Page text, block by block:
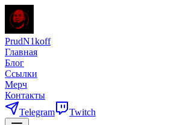
PrudN1koff
Главная
Блог
Ссылки
Мерч
Контакты
Telegram
Twitch